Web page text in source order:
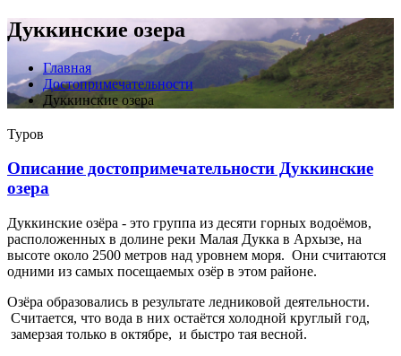
Дуккинские озера
Главная
Достопримечательности
Дуккинские озера
Туров
Описание достопримечательности Дуккинские
озера
Дуккинские озёра - это группа из десяти горных водоёмов,
расположенных в долине реки Малая Дукка в Архызе, на
высоте около 2500 метров над уровнем моря. Они считаются
одними из самых посещаемых озёр в этом районе.
Озёра образовались в результате ледниковой деятельности.
Считается, что вода в них остаётся холодной круглый год,
замерзая только в октябре, и быстро тая весной.